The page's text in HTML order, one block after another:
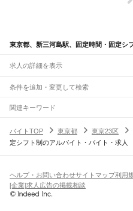
東京都、新三河島駅、固定時間・固定シ
求人の詳細を表示
条件を追加・変更して検索
市区町村を追加・変更
東京都すべて
東京23区すべて
江戸川区
八王子市立川市武蔵野市
小平市日野市
駅を追加・変更
JR山手線
大崎駅五反田駅目黒駅恵比寿駅
高田馬場駅
職種を追加・変更
飲食・フードサービスすべて
ホールスタッフキッチンスタッフ
パン屋（ベーカリー）
飲食
人気
日払いOK高校生歓迎
雇用形態を追加・変更
関連キーワード
バイトTOP
東京都 東京23区
定シフト制のアルバイト・バイト・求人
ヘルプ・お問い合わせサイトマップ利用
[企業]求人広告の掲載相談